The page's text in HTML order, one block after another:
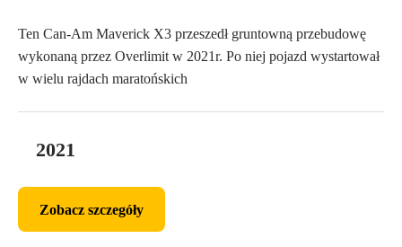
Ten Can-Am Maverick X3 przeszedł gruntowną przebudowę
wykonaną przez Overlimit w 2021r. Po niej pojazd wystartował
w wielu rajdach maratońskich
2021
Zobacz szczegóły
Zobacz szczegóły